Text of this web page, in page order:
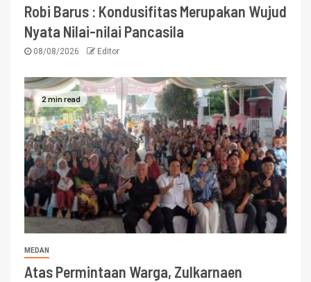
Robi Barus : Kondusifitas Merupakan Wujud
Nyata Nilai-nilai Pancasila
08/08/2026 Editor
2 min read
MEDAN
Atas Permintaan Warga, Zulkarnaen